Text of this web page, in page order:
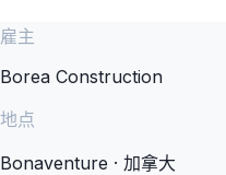
雇主
Borea Construction
地点
Bonaventure · 加拿大